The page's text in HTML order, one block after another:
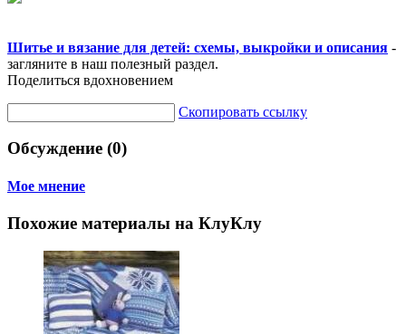
Шитье и вязание для детей: схемы, выкройки и описания -
загляните в наш полезный раздел.
Поделиться вдохновением
Скопировать ссылку
Обсуждение (0)
Мое мнение
Похожие материалы на КлуКлу